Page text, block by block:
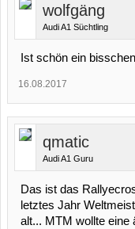
wolfgäng
Audi A1 Süchtling
Ist schön ein
16.08.2017
qmatic
Audi A1 Guru
Das ist das
letztes Jahr
alt... MTM wollte eine